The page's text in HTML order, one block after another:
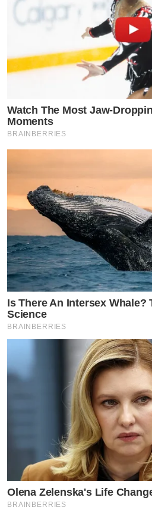
มาร์กี้ ราศรี วิ่งให้วุ่นหลังพี่เลี้ยงเ
โดยบอกด้วยว่า สามีของดาราค
บ้านเล็กเป็นสาวน้อยสวยมากเพีย
คนนี้หลงมาก ข้อมูลที่ได้รับมาบอก
เอียงซ้าย
Watch The Most
Moments
BRAINBERRIES
Is There An Intersex
Science
BRAINBERRIES
Olena Zelenska's Life
BRAINBERRIES